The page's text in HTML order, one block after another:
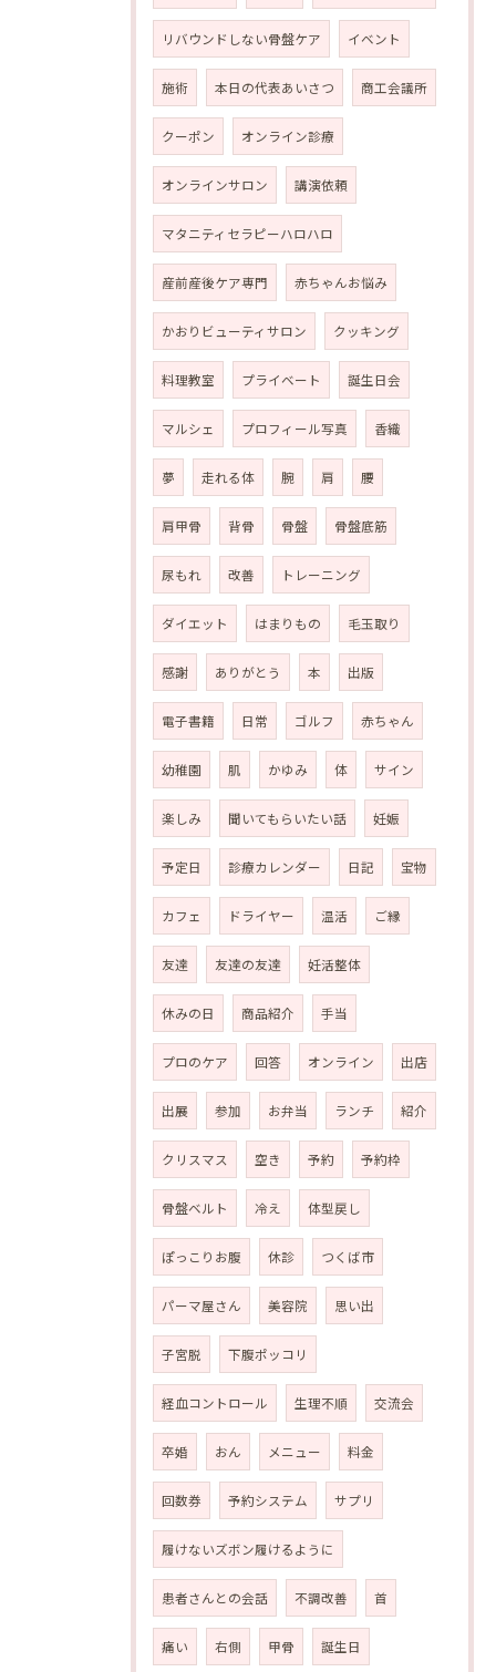
リバウンドしない骨盤ケア イベント
施術 本日の代表あいさつ 商工会議所
クーポン オンライン診療
オンラインサロン 講演依頼
マタニティセラピーハロハロ
産前産後ケア専門 赤ちゃんお悩み
かおりビューティサロン クッキング
料理教室 プライベート 誕生日会
マルシェ プロフィール写真 香織
夢 走れる体 腕 肩 腰
肩甲骨 背骨 骨盤 骨盤底筋
尿もれ 改善 トレーニング
ダイエット はまりもの 毛玉取り
感謝 ありがとう 本 出版
電子書籍 日常 ゴルフ 赤ちゃん
幼稚園 肌 かゆみ 体 サイン
楽しみ 聞いてもらいたい話 妊娠
予定日 診療カレンダー 日記 宝物
カフェ ドライヤー 温活 ご縁
友達 友達の友達 妊活整体
休みの日 商品紹介 手当
プロのケア 回答 オンライン 出店
出展 参加 お弁当 ランチ 紹介
クリスマス 空き 予約 予約枠
骨盤ベルト 冷え 体型戻し
ぽっこりお腹 休診 つくば市
パーマ屋さん 美容院 思い出
子宮脱 下腹ポッコリ
経血コントロール 生理不順 交流会
卒婚 おん メニュー 料金
回数券 予約システム サプリ
履けないズボン履けるように
患者さんとの会話 不調改善 首
痛い 右側 甲骨 誕生日